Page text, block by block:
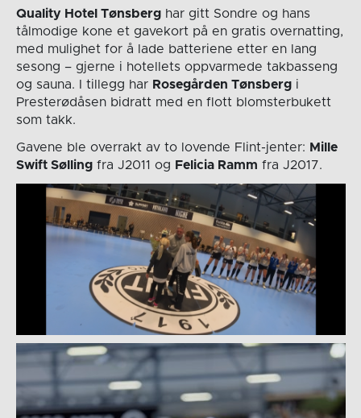
Quality Hotel Tønsberghar gitt Sondre og hans
tålmodige kone et gavekort på en gratis overnatting,
med mulighet for å lade batteriene etter en lang
sesong – gjerne i hotellets oppvarmede takbasseng
og sauna. I tillegg har Rosegården Tønsbergi
Presterødåsen bidratt med en flott blomsterbukett
som takk.
Gavene ble overrakt av to lovende Flint-jenter: Mille
Swift Søllingfra J2011 og Felicia Ramm fra J2017.